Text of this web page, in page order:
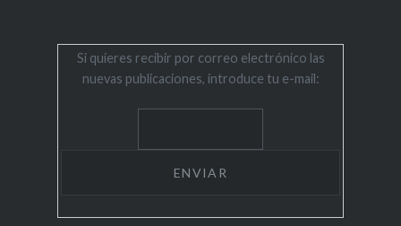
Si quieres recibir por correo electrónico las
nuevas publicaciones, introduce tu e-mail: